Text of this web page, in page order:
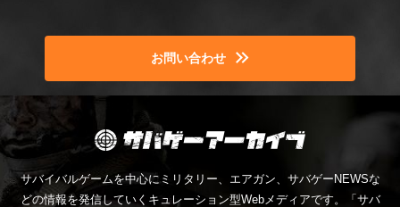
お問い合わせ
サバイバルゲームを中心にミリタリー、エアガン、サバゲーNEWSな
どの情報を発信していくキュレーション型Webメディアです。「サバ